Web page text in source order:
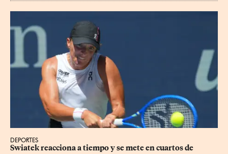
DEPORTES
Swiatek reacciona a tiempo y se mete en cuartos de